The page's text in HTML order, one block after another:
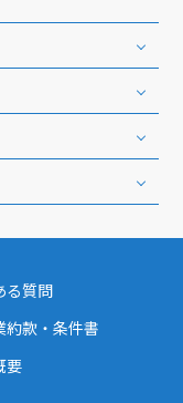
る質問
約款・条件書
要